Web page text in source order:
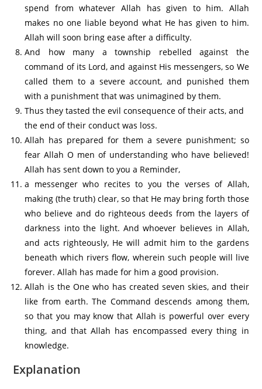
spend from whatever Allah has given to him. Allah
makes no one liable beyond what He has given to him.
Allah will soon bring ease after a difficulty.
And how many a township rebelled against the
command of its Lord, and against His messengers, so We
called them to a severe account, and punished them
with a punishment that was unimagined by them.
Thus they tasted the evil consequence of their acts, and
the end of their conduct was loss.
Allah has prepared for them a severe punishment; so
fear Allah O men of understanding who have believed!
Allah has sent down to you a Reminder,
a messenger who recites to you the verses of Allah,
making (the truth) clear, so that He may bring forth those
who believe and do righteous deeds from the layers of
darkness into the light. And whoever believes in Allah,
and acts righteously, He will admit him to the gardens
beneath which rivers flow, wherein such people will live
forever. Allah has made for him a good provision.
Allah is the One who has created seven skies, and their
like from earth. The Command descends among them,
so that you may know that Allah is powerful over every
thing, and that Allah has encompassed every thing in
knowledge.
Explanation